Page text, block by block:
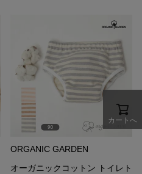
ORGANIC GARDEN
オーガニックコットン トイレト
カートへ